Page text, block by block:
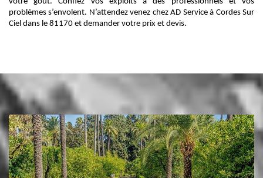
problèmes s’envolent. N’attendez venez chez AD Service à Cordes Sur
Ciel dans le 81170 et demander votre prix et devis.